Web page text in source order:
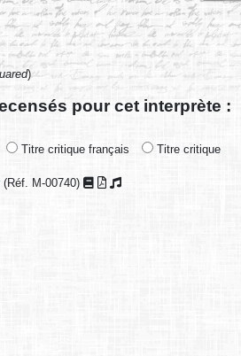
)
pour cet interprète :
Titre critique français
Titre critique
(Réf. M-00740)